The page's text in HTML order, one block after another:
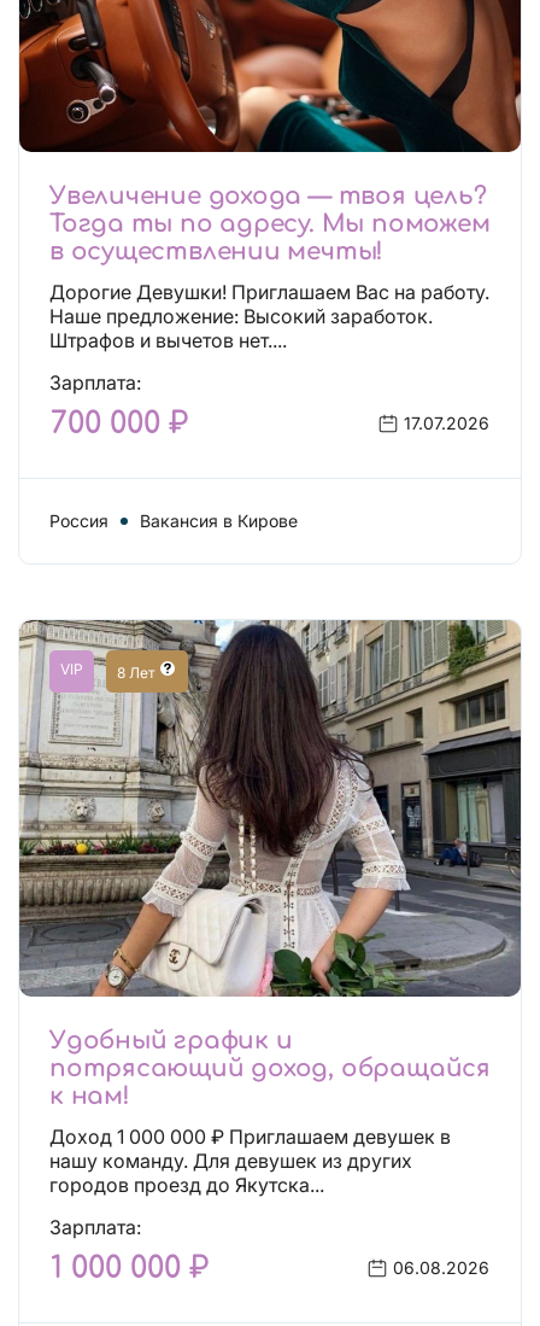
Увеличение дохода — твоя цель?
Тогда ты по адресу. Мы поможем
в осуществлении мечты!
Дорогие Девушки! Приглашаем Вас на работу.
Наше предложение: Высокий заработок.
Штрафов и вычетов нет....
Зарплата:
700 000 ₽ 17.07.2026
Россия Вакансия в Кирове
VIP 8 Лет
Удобный график и
потрясающий доход, обращайся
к нам!
Доход 1 000 000 ₽ Приглашаем девушек в
нашу команду. Для девушек из других
городов проезд до Якутска...
Зарплата:
1 000 000 ₽ 06.08.2026